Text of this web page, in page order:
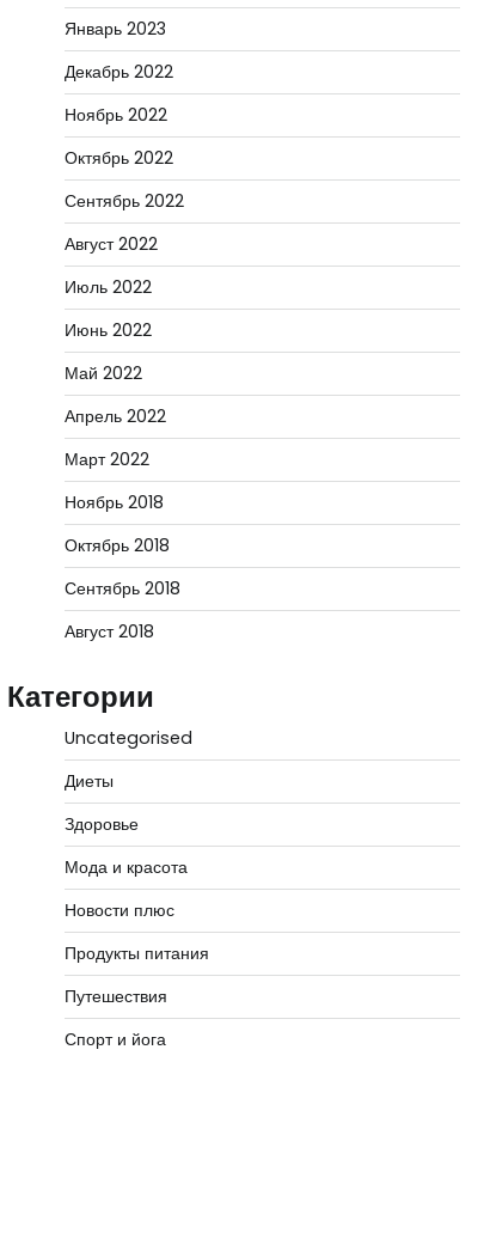
Январь 2023
Декабрь 2022
Ноябрь 2022
Октябрь 2022
Сентябрь 2022
Август 2022
Июль 2022
Июнь 2022
Май 2022
Апрель 2022
Март 2022
Ноябрь 2018
Октябрь 2018
Сентябрь 2018
Август 2018
Категории
Uncategorised
Диеты
Здоровье
Мода и красота
Новости плюс
Продукты питания
Путешествия
Спорт и йога